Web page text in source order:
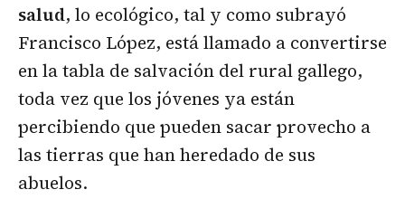
salud, lo ecológico, tal y como subrayó
Francisco López, está llamado a convertirse
en la tabla de salvación del rural gallego,
toda vez que los jóvenes ya están
percibiendo que pueden sacar provecho a
las tierras que han heredado de sus
abuelos.